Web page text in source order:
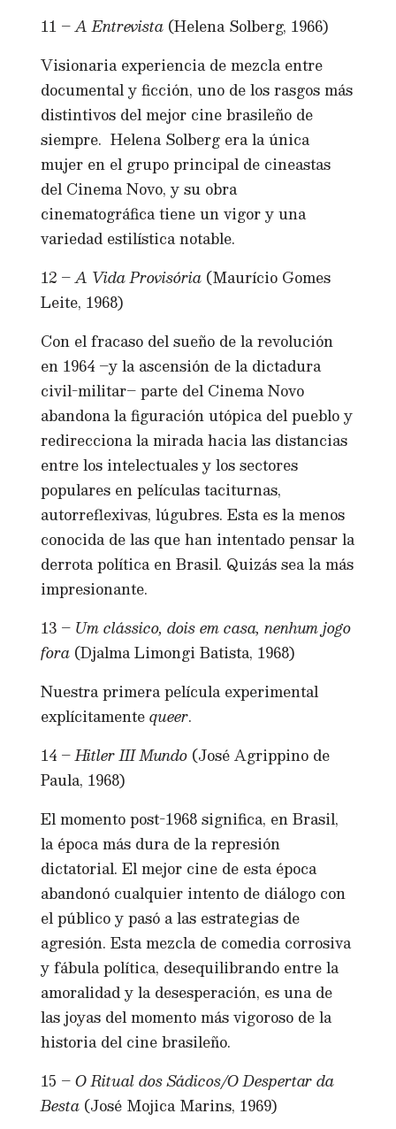
11 –A Entrevista (Helena Solberg, 1966)
Visionaria experiencia de mezcla entre
documental y ficción, uno de los rasgos más
distintivos del mejor cine brasileño de
siempre. Helena Solberg era la única
mujer en el grupo principal de cineastas
del Cinema Novo, y su obra
cinematográfica tiene un vigor y una
variedad estilística notable.
12 –A Vida Provisória (Maurício Gomes
Leite, 1968)
Con el fracaso del sueño de la revolución
en 1964 –y la ascensión de la dictadura
civil-militar– parte del Cinema Novo
abandona la figuración utópica del pueblo y
redirecciona la mirada hacia las distancias
entre los intelectuales y los sectores
populares en películas taciturnas,
autorreflexivas, lúgubres. Esta es la menos
conocida de las que han intentado pensar la
derrota política en Brasil. Quizás sea la más
impresionante.
13 – Um clássico, dois em casa, nenhum jogo
fora (Djalma Limongi Batista, 1968)
Nuestra primera película experimental
explícitamentequeer.
14 –Hitler III Mundo (José Agrippino de
Paula, 1968)
El momento post-1968 significa, en Brasil,
la época más dura de la represión
dictatorial. El mejor cine de esta época
abandonó cualquier intento de diálogo con
el público y pasó a las estrategias de
agresión. Esta mezcla de comedia corrosiva
y fábula política, desequilibrando entre la
amoralidad y la desesperación, es una de
las joyas del momento más vigoroso de la
historia del cine brasileño.
15 –O Ritual dos Sádicos/O Despertar da
Besta (José Mojica Marins, 1969)